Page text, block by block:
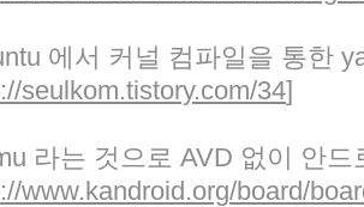
에서 커널 컴파일을 통한
seulkom.tistory.com/34]
라는 것으로 AVD 없이 안
www.kandroid.org/board/